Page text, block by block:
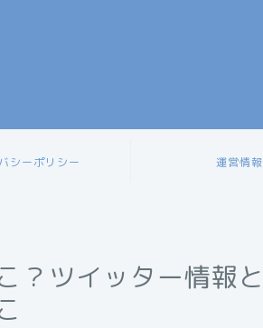
シーポリシー 運営情報
？ツイッター情報と